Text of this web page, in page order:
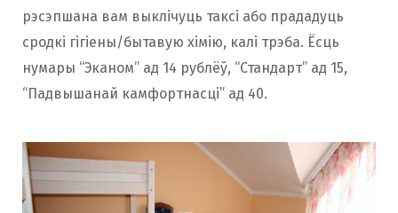
рэсэпшана вам выклічуць таксі або прададуць
сродкі гігіены/бытавую хімію, калі трэба. Ёсць
нумары “Эканом” ад 14 рублёў, “Стандарт” ад 15,
“Падвышанай камфортнасці” ад 40.